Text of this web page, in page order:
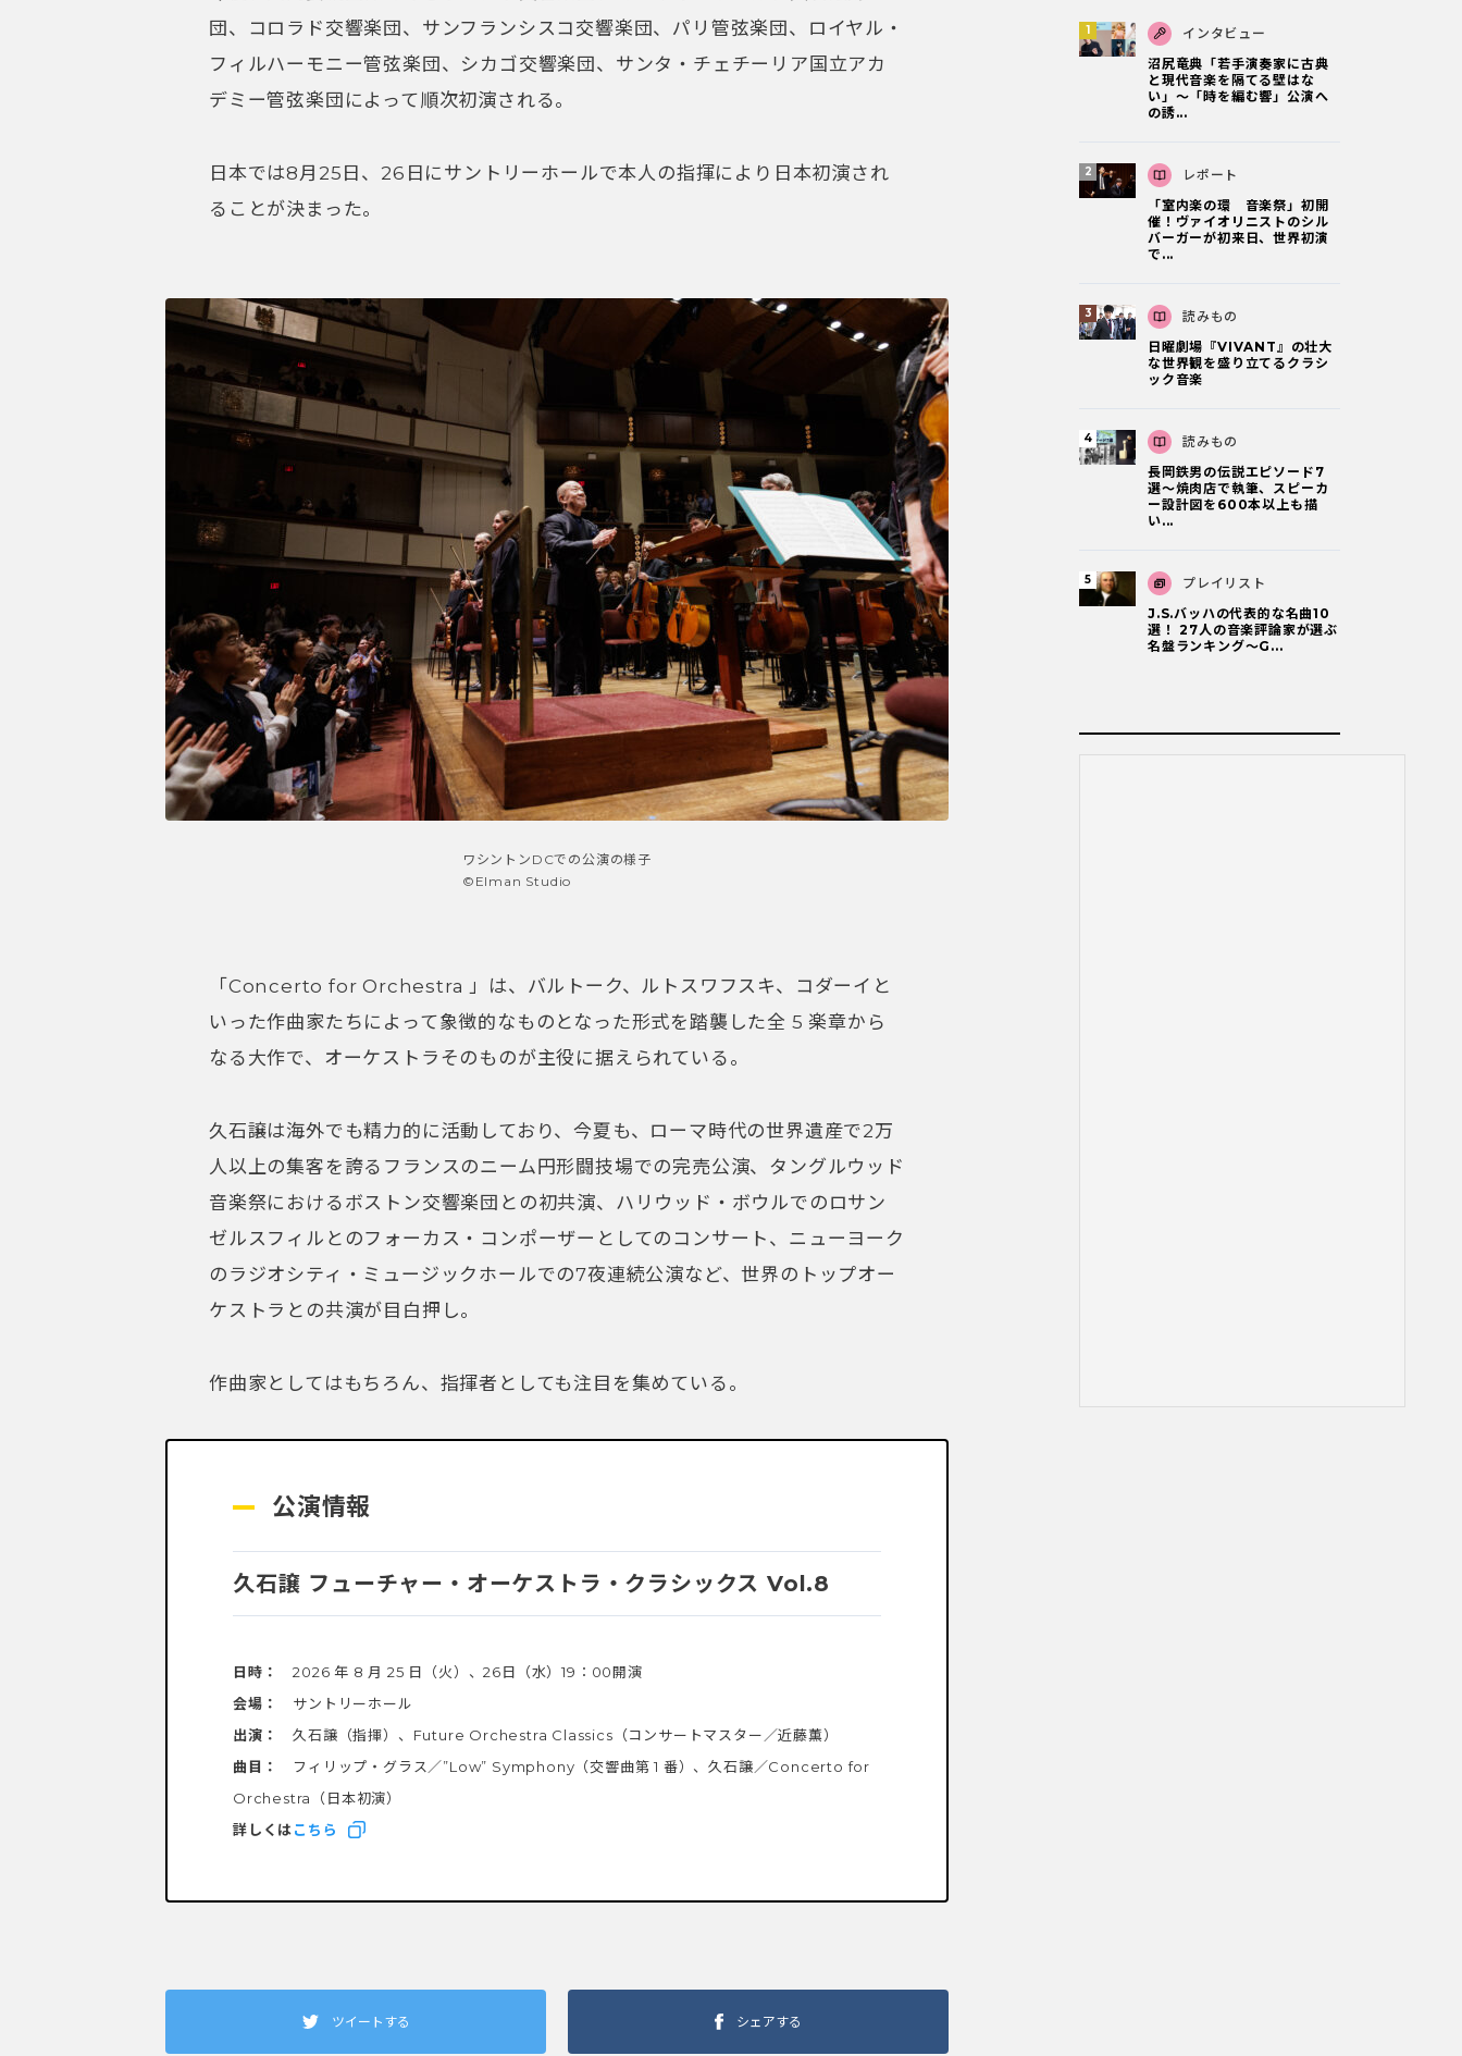
団、コロラド交響楽団、サンフランシスコ交響楽団、パリ管弦楽団、ロイヤル・
フィルハーモニー管弦楽団、シカゴ交響楽団、サンタ・チェチーリア国立アカ
デミー管弦楽団によって順次初演される。
日本では8月25日、26日にサントリーホールで本人の指揮により日本初演され
ることが決まった。
ワシントンDCでの公演の様子
©Elman Studio
「Concerto for Orchestra 」は、バルトーク、ルトスワフスキ、コダーイと
いった作曲家たちによって象徴的なものとなった形式を踏襲した全 5 楽章から
なる大作で、オーケストラそのものが主役に据えられている。
久石譲は海外でも精力的に活動しており、今夏も、ローマ時代の世界遺産で2万
人以上の集客を誇るフランスのニーム円形闘技場での完売公演、タングルウッド
音楽祭におけるボストン交響楽団との初共演、ハリウッド・ボウルでのロサン
ゼルスフィルとのフォーカス・コンポーザーとしてのコンサート、ニューヨーク
のラジオシティ・ミュージックホールでの7夜連続公演など、世界のトップオー
ケストラとの共演が目白押し。
作曲家としてはもちろん、指揮者としても注目を集めている。
公演情報
久石譲 フューチャー・オーケストラ・クラシックス Vol.8
日時：
2026 年 8 月 25 日（火）、26日（水）19：00開演
会場：
サントリーホール
出演：
久石譲（指揮）、Future Orchestra Classics（コンサートマスター／近藤薫）
曲目：
フィリップ・グラス／”Low” Symphony（交響曲第 1 番）、久石譲／Concerto for
Orchestra（日本初演）
詳しくはこちら
ツイートする シェアする
インタビュー
沼尻竜典「若手演奏家に古典
と現代音楽を隔てる壁はな
い」～「時を編む響」公演へ
の誘...
レポート
「室内楽の環 音楽祭」初開
催！ヴァイオリニストのシル
バーガーが初来日、世界初演
で...
読みもの
日曜劇場『VIVANT』の壮大
な世界観を盛り立てるクラシ
ック音楽
読みもの
長岡鉄男の伝説エピソード7
選〜焼肉店で執筆、スピーカ
ー設計図を600本以上も描
い...
プレイリスト
J.S.バッハの代表的な名曲10
選！ 27人の音楽評論家が選ぶ
名盤ランキング〜G...